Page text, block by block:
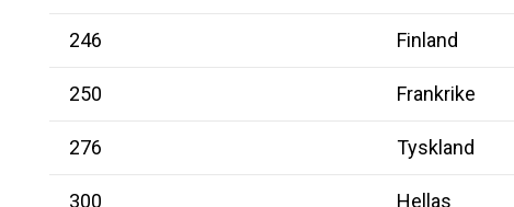
246 Finland
250 Frankrike
276 Tyskland
300 Hellas